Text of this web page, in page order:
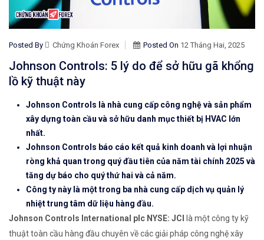
Posted By Chứng Khoán Forex Posted On 12 Tháng Hai, 2025
Johnson Controls: 5 lý do để sở hữu gã khổng
lồ kỹ thuật này
Johnson Controls là nhà cung cấp công nghệ và sản phẩm
xây dựng toàn cầu và sở hữu danh mục thiết bị HVAC lớn
nhất.
Johnson Controls báo cáo kết quả kinh doanh và lợi nhuận
ròng khả quan trong quý đầu tiên của năm tài chính 2025 và
tăng dự báo cho quý thứ hai và cả năm.
Công ty này là một trong ba nhà cung cấp dịch vụ quản lý
nhiệt trung tâm dữ liệu hàng đầu.
Johnson Controls International plc NYSE: JCI
là một công ty kỹ
thuật toàn cầu hàng đầu chuyên về các giải pháp công nghệ xây